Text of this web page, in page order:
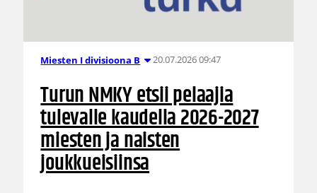
Miesten I divisioona B 20.07.2026 09:47
Turun NMKY etsii pelaajia
tulevalle kaudella 2026-2027
miesten ja naisten
joukkueisiinsa